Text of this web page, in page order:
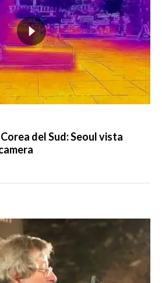
del Sud: Seoul vista